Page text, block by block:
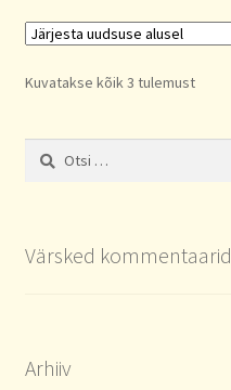
Kuvatakse kõik 3 tulemustSorted
Otsi:
Värsked kommentaarid
Arhiiv